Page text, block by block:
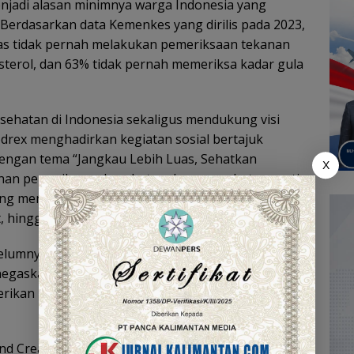
alasan minimnya warga Indonesia yang
data Kemenkes yang dirilis pada 2023,
tidak pernah melakukan pemeriksaan tekanan
dan 63% tidak pernah memeriksa kadar gula
di Indonesia sekaligus mendukung visi
menghadirkan kegiatan sosial bertajuk
tema “Jangkau Lebih Luas, Sehatkan
pemeriksaan kesehatan dan pengobatan gratis
mencakup wilayah Sumatera hingga Jawa, mulai
hingga Jawa Timur melalui mobil klinik keliling.
PT Tempo Scan Pacific Tbk, sebagai
komitmennya untuk menjembatani
manfaat nyata bagi masyarakat di berbagai
Creative Content & Communication Health Care
X